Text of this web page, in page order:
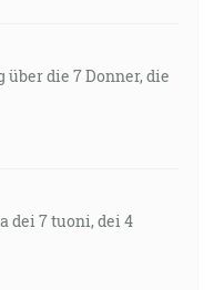
die 7 Donner, die
dei 7 tuoni, dei 4